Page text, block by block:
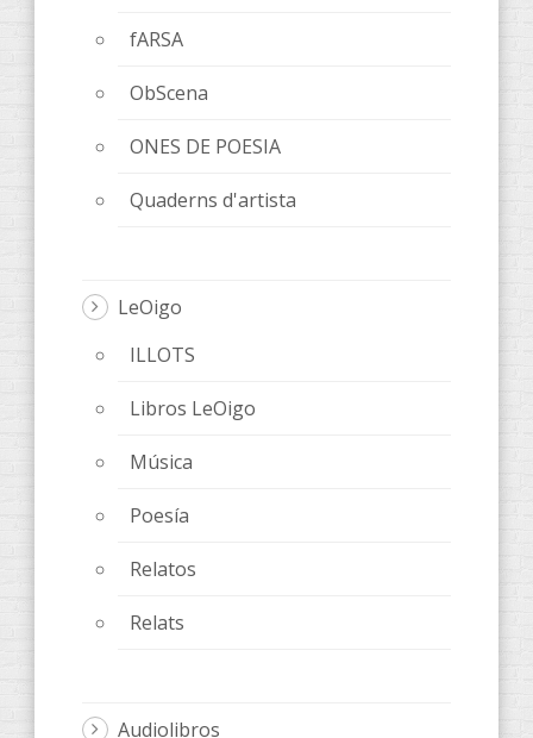
fARSA
ObScena
ONES DE POESIA
Quaderns d'artista
LeOigo
ILLOTS
Libros LeOigo
Música
Poesía
Relatos
Relats
Audiolibros